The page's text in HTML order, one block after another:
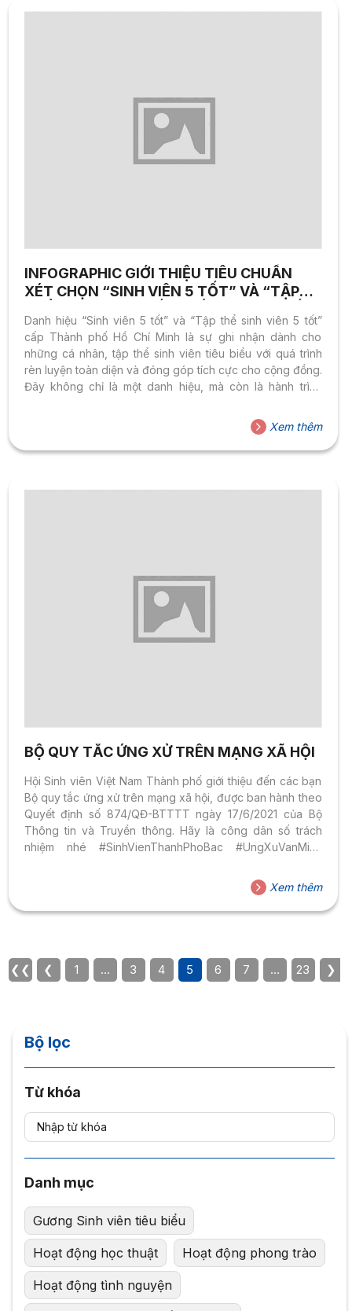
INFOGRAPHIC GIỚI THIỆU TIÊU CHUẨN
XÉT CHỌN “SINH VIÊN 5 TỐT” VÀ “TẬP
HỒ CHÍ MINH
Danh hiệu “Sinh viên 5 tốt” và “Tập thể sinh viên 5 tốt”
cấp Thành phố Hồ Chí Minh là sự ghi nhận dành cho
những cá nhân, tập thể sinh viên tiêu biểu với quá trình
rèn luyện toàn diện và đóng góp tích cực cho cộng đồng.
Đây không chỉ là một danh hiệu, mà còn là hành trình
thiện về phẩm chất, tri thức, thể chất và kỹ năng hội nhập
trong môi trường đại học. Thông qua infographic, các
tiêu chuẩn được trình bày trực...
Xem thêm
BỘ QUY TẮC ỨNG XỬ TRÊN MẠNG XÃ HỘI
Hội Sinh viên Việt Nam Thành phố giới thiệu đến các bạn
Bộ quy tắc ứng xử trên mạng xã hội, được ban hành theo
Quyết định số 874/QĐ-BTTTT ngày 17/6/2021 của Bộ
Thông tin và Truyền thông. Hãy là công dân số trách
nhiệm nhé #SinhVienThanhPhoBac #UngXuVanMinh
Xem thêm
❮❮ ❮ 1 … 3 4 5 6 7 … 23 ❯
Bộ lọc
Từ khóa
Danh mục
Gương Sinh viên tiêu biểu
Hoạt động học thuật Hoạt động phong trào
Hoạt động tình nguyện